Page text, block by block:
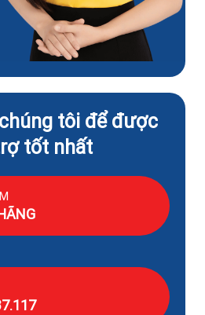
tôi để được
tốt nhất